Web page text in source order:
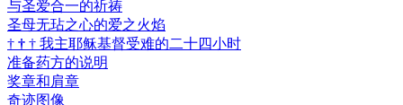
与圣爱合一的祈祷
圣母无玷之心的爱之火焰
† † † 我主耶稣基督受难的二十四小时
准备药方的说明
奖章和肩章
奇迹图像